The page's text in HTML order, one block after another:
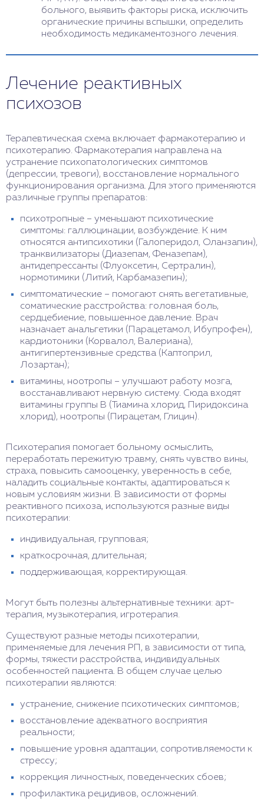
больного, выявить факторы риска, исключить
органические причины вспышки, определить
необходимость медикаментозного лечения.
Лечение реактивных
психозов
Терапевтическая схема включает фармакотерапию и
психотерапию. Фармакотерапия направлена на
устранение психопатологических симптомов
(депрессии, тревоги), восстановление нормального
функционирования организма. Для этого применяются
различные группы препаратов:
психотропные – уменьшают психотические
симптомы: галлюцинации, возбуждение. К ним
относятся антипсихотики (Галоперидол, Оланзапин),
транквилизаторы (Диазепам, Феназепам),
антидепрессанты (Флуоксетин, Сертралин),
нормотимики (Литий, Карбамазепин);
симптоматические – помогают снять вегетативные,
соматические расстройства: головная боль,
сердцебиение, повышенное давление. Врач
назначает анальгетики (Парацетамол, Ибупрофен),
кардиотоники (Корвалол, Валериана),
антигипертензивные средства (Каптоприл,
Лозартан);
витамины, ноотропы – улучшают работу мозга,
восстанавливают нервную систему. Сюда входят
витамины группы B (Тиамина хлорид, Пиридоксина
хлорид), ноотропы (Пирацетам, Глицин).
Психотерапия помогает больному осмыслить,
переработать пережитую травму, снять чувство вины,
страха, повысить самооценку, уверенность в себе,
наладить социальные контакты, адаптироваться к
новым условиям жизни. В зависимости от формы
реактивного психоза, используются разные виды
психотерапии:
индивидуальная, групповая;
краткосрочная, длительная;
поддерживающая, корректирующая.
Могут быть полезны альтернативные техники: арт-
терапия, музыкотерапия, игротерапия.
Существуют разные методы психотерапии,
применяемые для лечения РП, в зависимости от типа,
формы, тяжести расстройства, индивидуальных
особенностей пациента. В общем случае целью
психотерапии являются:
устранение, снижение психотических симптомов;
восстановление адекватного восприятия
реальности;
повышение уровня адаптации, сопротивляемости к
стрессу;
коррекция личностных, поведенческих сбоев;
профилактика рецидивов, осложнений.